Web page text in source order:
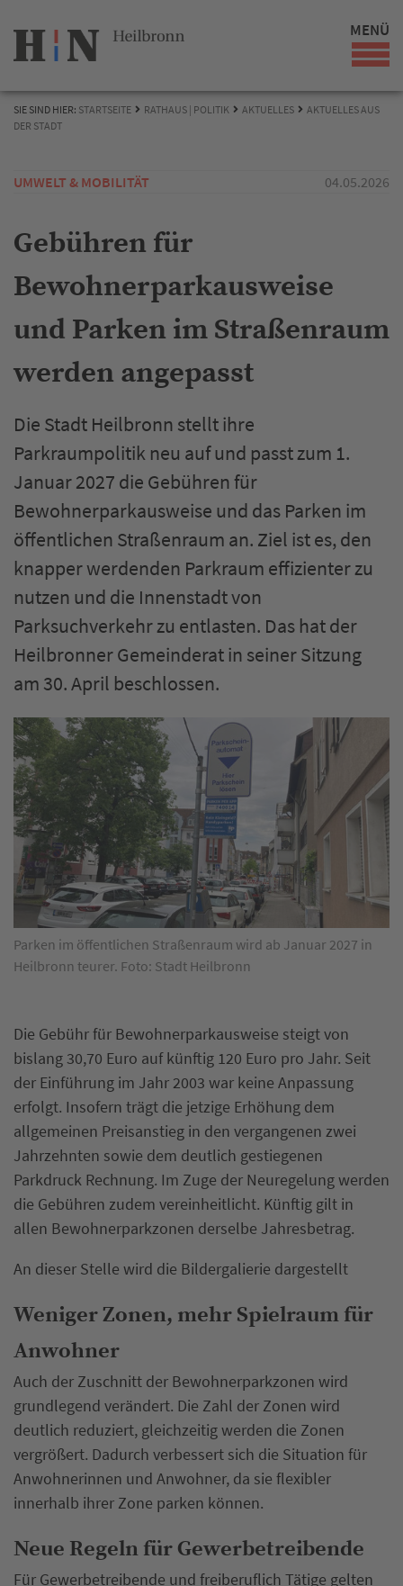
MENÜ
SIE SIND HIER: STARTSEITE RATHAUS | POLITIK AKTUELLES
AKTUELLES AUS
DER STADT
UMWELT & MOBILITÄT 04.05.2026
Gebühren für
Bewohnerparkausweise
und Parken im Straßenraum
werden angepasst
Die Stadt Heilbronn stellt ihre
Parkraumpolitik neu auf und passt zum 1.
Januar 2027 die Gebühren für
Bewohnerparkausweise und das Parken im
öffentlichen Straßenraum an. Ziel ist es, den
knapper werdenden Parkraum effizienter zu
nutzen und die Innenstadt von
Parksuchverkehr zu entlasten. Das hat der
Heilbronner Gemeinderat in seiner Sitzung
am 30. April beschlossen.
Parken im öffentlichen Straßenraum wird ab Januar 2027 in
Heilbronn teurer. Foto: Stadt Heilbronn
Die Gebühr für Bewohnerparkausweise steigt von
bislang 30,70 Euro auf künftig 120 Euro pro Jahr. Seit
der Einführung im Jahr 2003 war keine Anpassung
erfolgt. Insofern trägt die jetzige Erhöhung dem
allgemeinen Preisanstieg in den vergangenen zwei
Jahrzehnten sowie dem deutlich gestiegenen
Parkdruck Rechnung. Im Zuge der Neuregelung werden
die Gebühren zudem vereinheitlicht. Künftig gilt in
allen Bewohnerparkzonen derselbe Jahresbetrag.
An dieser Stelle wird die Bildergalierie dargestellt
Weniger Zonen, mehr Spielraum für
Anwohner
Auch der Zuschnitt der Bewohnerparkzonen wird
grundlegend verändert. Die Zahl der Zonen wird
deutlich reduziert, gleichzeitig werden die Zonen
vergrößert. Dadurch verbessert sich die Situation für
Anwohnerinnen und Anwohner, da sie flexibler
innerhalb ihrer Zone parken können.
Neue Regeln für Gewerbetreibende
Für Gewerbetreibende und freiberuflich Tätige gelten